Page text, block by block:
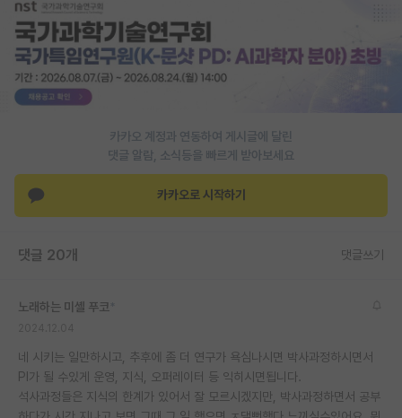
카카오 계정과 연동하여 게시글에 달린
댓글 알람, 소식등을 빠르게 받아보세요
카카오로 시작하기
댓글 20개 댓글쓰기
노래하는 미셸 푸코
네 시키는 일만하시고, 추후에 좀 더 연구가 욕심나시면 박사과정하시면서
PI가 될 수있게 운영, 지식, 오퍼레이터 등 익히시면됩니다.
석사과정들은 지식의 한계가 있어서 잘 모르시겠지만, 박사과정하면서 공부